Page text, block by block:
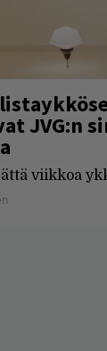
JVG:n
viikkoa